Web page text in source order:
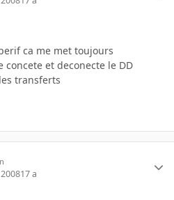
ca me met toujours
et deconecte le DD
transferts
17 a